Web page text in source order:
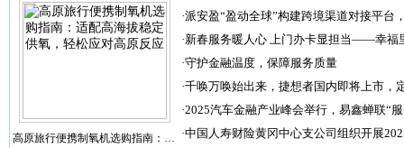
高原旅行便携制氧机选购指南：…
·派安盈“盈动全球”构建跨境渠道对接平台
·新春服务暖人心 上门办卡显担当——幸
·守护金融温度，保障服务质量
·千唤万唤始出来，捷想者国内即将上市，
·2025汽车金融产业峰会举行，易鑫蝉联“
·中国人寿财险黄冈中心支公司组织开展